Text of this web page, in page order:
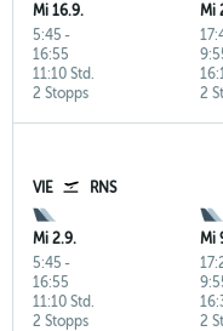
Mi 16.9.
5:45 -
16:55
2 Stopps
11:10 Std.
Mi
2
VIE RNS
Mi 2.9.
5:45 -
16:55
2 Stopps
11:10 Std.
Mi
2